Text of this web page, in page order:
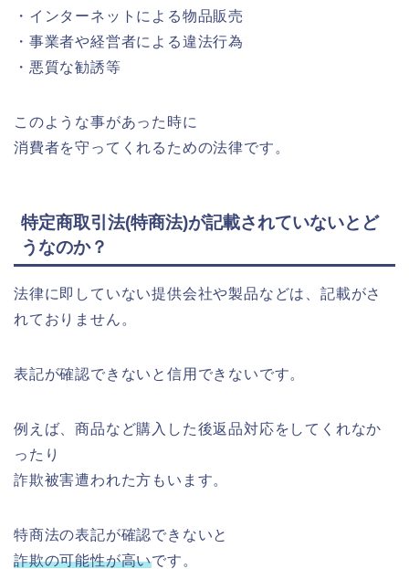
・インターネットによる物品販売
・事業者や経営者による違法行為
・悪質な勧誘等
このような事があった時に
消費者を守ってくれるための法律です。
特定商取引法(特商法)が記載されていないとど
うなのか？
法律に即していない提供会社や製品などは、記載がさ
れておりません。
表記が確認できないと信用できないです。
例えば、商品など購入した後返品対応をしてくれなか
ったり
詐欺被害遭われた方もいます。
特商法の表記が確認できないと
詐欺の可能性が高いです。